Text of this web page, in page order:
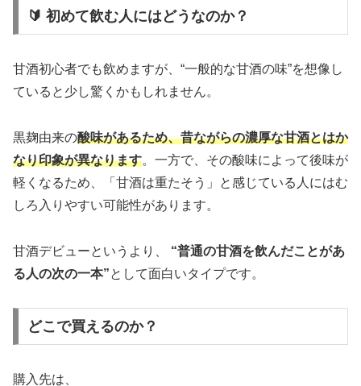
🔰 初めて飲む人にはどうなのか？
甘酒初心者でも飲めますが、“一般的な甘酒の味”を想像し
ていると少し驚くかもしれません。
黒麹由来の酸味があるため、昔ながらの濃厚な甘酒とはか
なり印象が異なります。一方で、その酸味によって後味が
軽くなるため、「甘酒は重たそう」と感じている人にはむ
しろ入りやすい可能性があります。
甘酒デビューというより、 “普通の甘酒を飲んだことがあ
る人の次の一本”として面白いタイプです。
どこで買えるのか？
購入先は、